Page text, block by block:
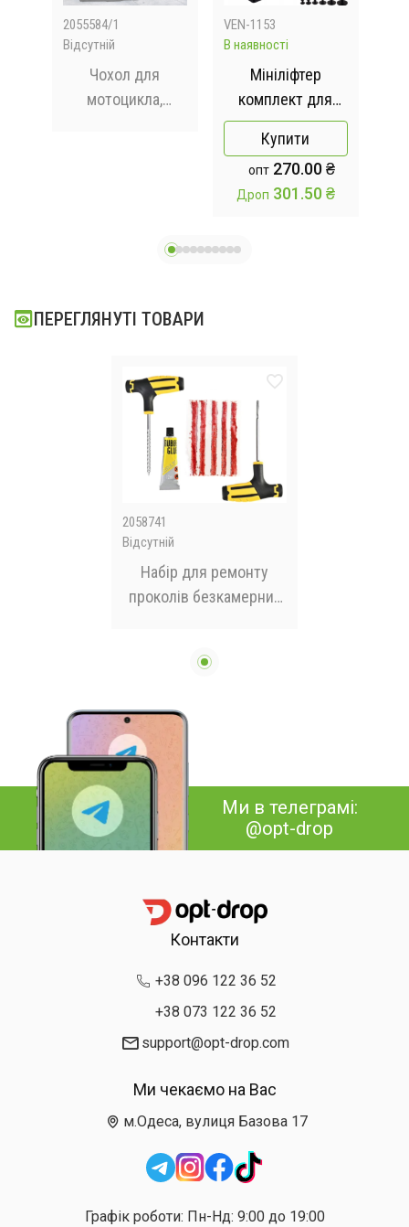
2055584/1
Відсутній
Чохол для
мотоцикла,
VEN-1153
В наявності
Мініліфтер
комплект для
видалення
вм'ятин на кузові
XTROBB PDR
Купити
опт270.00 ₴
Дроп 301.50 ₴
ПЕРЕГЛЯНУТІ ТОВАРИ
2058741
Відсутній
Набір для ремонту
проколів безкамерних
Ми в телеграмі:
@opt-drop
Контакти
+38 096 122 36 52
+38 073 122 36 52
support@opt-drop.com
Ми чекаємо на Вас
м.Одеса, вулиця Базова 17
Графік роботи: Пн-Нд: 9:00 до 19:00